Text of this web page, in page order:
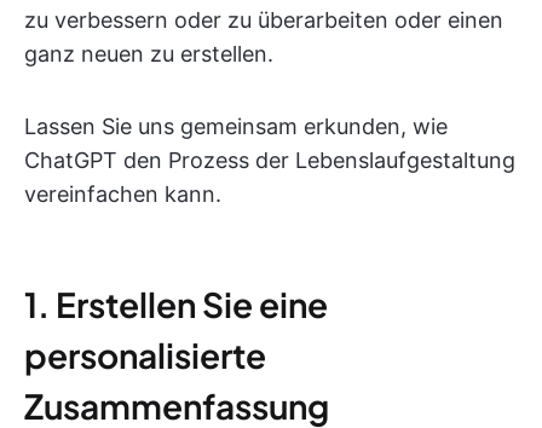
zu verbessern oder zu überarbeiten oder einen
ganz neuen zu erstellen.
Lassen Sie uns gemeinsam erkunden, wie
ChatGPT den Prozess der Lebenslaufgestaltung
vereinfachen kann.
1. Erstellen Sie eine
personalisierte
Zusammenfassung